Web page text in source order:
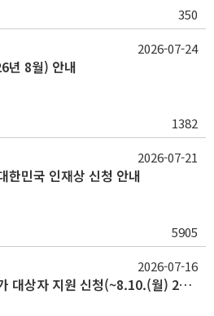
350
년 8월) 안내
1382
2026-07-24
민국 인재상 신청 안내
5905
2026-07-21
제27회 세계지식포럼 참가 대상자 지원 신청(~8.10.(월) 23:59)
2026-07-16